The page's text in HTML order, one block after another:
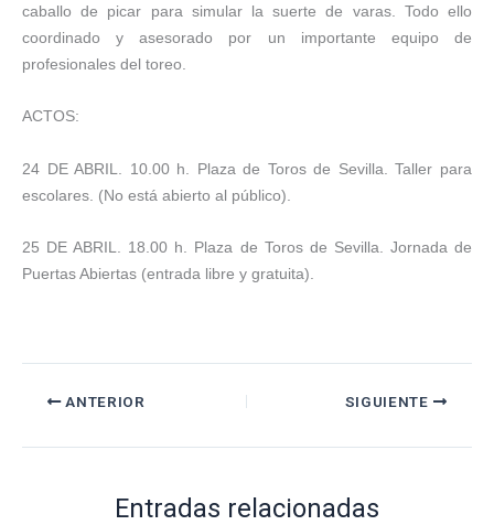
caballo de picar para simular la suerte de varas. Todo ello
coordinado y asesorado por un importante equipo de
profesionales del toreo.
ACTOS:
24 DE ABRIL. 10.00 h. Plaza de Toros de Sevilla. Taller para
escolares. (No está abierto al público).
25 DE ABRIL. 18.00 h. Plaza de Toros de Sevilla. Jornada de
Puertas Abiertas (entrada libre y gratuita).
ANTERIOR SIGUIENTE
Entradas relacionadas